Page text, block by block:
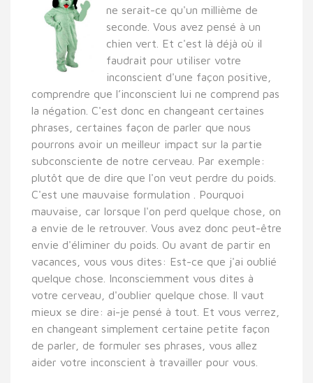
ne serait-ce qu'un millième de
seconde. Vous avez pensé à un
chien vert. Et c'est là déjà où il
faudrait pour utiliser votre
inconscient d'une façon positive,
comprendre que l’inconscient lui ne comprend pas
la négation. C'est donc en changeant certaines
phrases, certaines façon de parler que nous
pourrons avoir un meilleur impact sur la partie
subconsciente de notre cerveau.
Par exemple:
plutôt que de dire que l'on veut perdre du poids.
C'est une mauvaise formulation . Pourquoi
mauvaise, car lorsque l'on perd quelque chose, on
a envie de le retrouver. Vous avez donc peut-être
envie d'éliminer du poids. Ou avant de partir en
vacances, vous vous dites: Est-ce que j'ai oublié
quelque chose.
Inconsciemment vous dites à
votre cerveau, d'oublier quelque chose. Il vaut
mieux se dire: ai-je pensé à tout. Et vous verrez,
en changeant simplement certaine petite façon
de parler, de formuler ses phrases, vous allez
aider votre inconscient à travailler pour vous.